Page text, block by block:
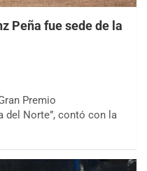
Peña fue sede de la
Premio
del Norte”, contó con la